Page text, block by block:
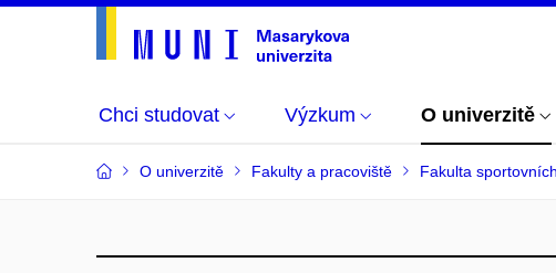
Chci studovat Výzkum O univerzitě
O univerzitě Fakulty a pracoviště Fakulta